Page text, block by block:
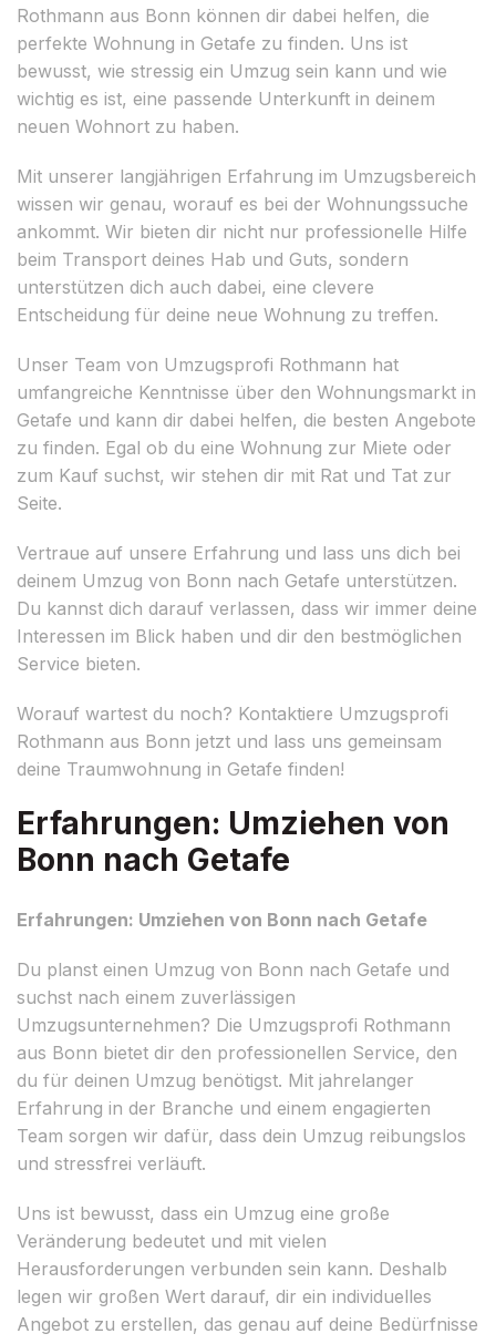
Rothmann aus Bonn können dir dabei helfen, die
perfekte Wohnung in Getafe zu finden. Uns ist
bewusst, wie stressig ein Umzug sein kann und wie
wichtig es ist, eine passende Unterkunft in deinem
neuen Wohnort zu haben.
Mit unserer langjährigen Erfahrung im Umzugsbereich
wissen wir genau, worauf es bei der Wohnungssuche
ankommt. Wir bieten dir nicht nur professionelle Hilfe
beim Transport deines Hab und Guts, sondern
unterstützen dich auch dabei, eine clevere
Entscheidung für deine neue Wohnung zu treffen.
Unser Team von Umzugsprofi Rothmann hat
umfangreiche Kenntnisse über den Wohnungsmarkt in
Getafe und kann dir dabei helfen, die besten Angebote
zu finden. Egal ob du eine Wohnung zur Miete oder
zum Kauf suchst, wir stehen dir mit Rat und Tat zur
Seite.
Vertraue auf unsere Erfahrung und lass uns dich bei
deinem Umzug von Bonn nach Getafe unterstützen.
Du kannst dich darauf verlassen, dass wir immer deine
Interessen im Blick haben und dir den bestmöglichen
Service bieten.
Worauf wartest du noch? Kontaktiere Umzugsprofi
Rothmann aus Bonn jetzt und lass uns gemeinsam
deine Traumwohnung in Getafe finden!
Erfahrungen: Umziehen von
Bonn nach Getafe
Erfahrungen: Umziehen von Bonn nach Getafe
Du planst einen Umzug von Bonn nach Getafe und
suchst nach einem zuverlässigen
Umzugsunternehmen? Die Umzugsprofi Rothmann
aus Bonn bietet dir den professionellen Service, den
du für deinen Umzug benötigst. Mit jahrelanger
Erfahrung in der Branche und einem engagierten
Team sorgen wir dafür, dass dein Umzug reibungslos
und stressfrei verläuft.
Uns ist bewusst, dass ein Umzug eine große
Veränderung bedeutet und mit vielen
Herausforderungen verbunden sein kann. Deshalb
legen wir großen Wert darauf, dir ein individuelles
Angebot zu erstellen, das genau auf deine Bedürfnisse